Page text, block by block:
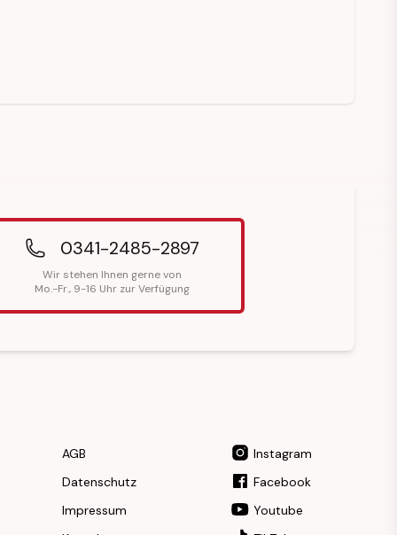
0341-2485-2897
Wir stehen Ihnen gerne von
Mo.-Fr., 9-16 Uhr zur Verfügung
AGB
Datenschutz
Impressum
Instagram
Facebook
Youtube